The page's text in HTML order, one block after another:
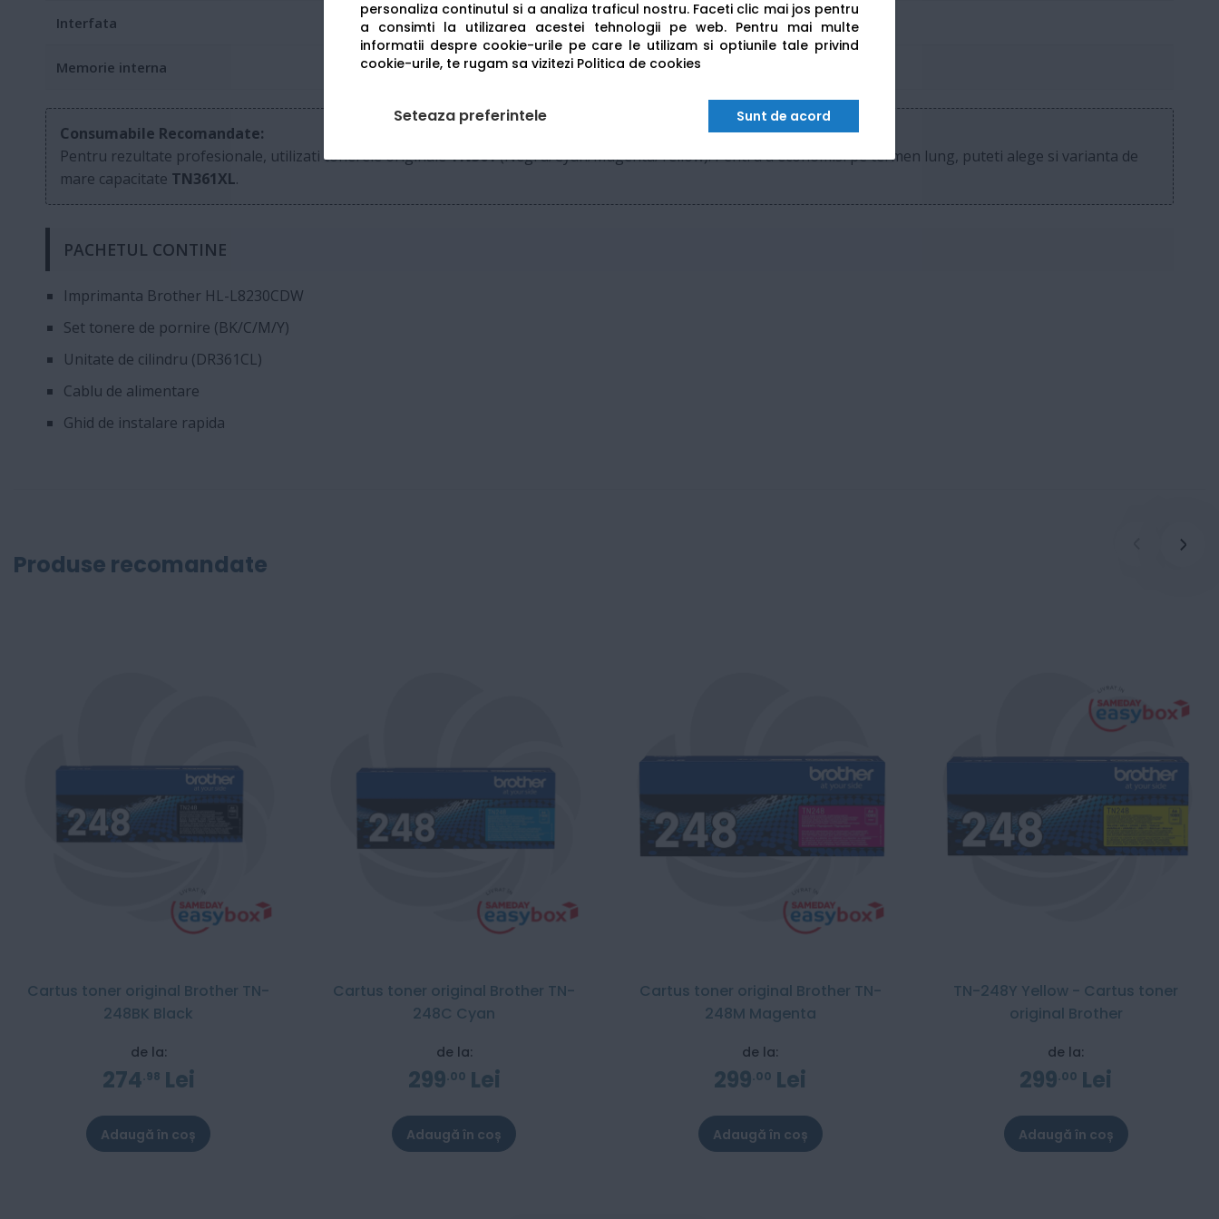
personaliza continutul si a analiza traficul nostru. Faceti clic mai jos pentru
a consimti la utilizarea acestei tehnologii pe web. Pentru mai multe
informatii despre cookie-urile pe care le utilizam si optiunile tale privind
cookie-urile, te rugam sa vizitezi Politica de cookies
Seteaza preferintele Sunt de acord
Interfata USB, Wi-Fi si Retea (Ethernet)
Memorie interna 512 MB
Consumabile Recomandate:
Pentru rezultate profesionale, utilizati tonerele originaleTN361(Negru/Cyan/Magenta/Yellow). Pentru a economisi pe termen lung, puteti alege si varianta de
mare capacitate TN361XL.
PACHETUL CONTINE
Imprimanta Brother HL-L8230CDW
Set tonere de pornire (BK/C/M/Y)
Unitate de cilindru (DR361CL)
Cablu de alimentare
Ghid de instalare rapida
Produse recomandate
Cartus toner original Brother TN-
248BK Black
de la:
274 98 Lei
Adaugă în coș
Cartus toner original Brother TN-
248C Cyan
de la:
299 00 Lei
Adaugă în coș
Cartus toner original Brother TN-
248M Magenta
de la:
299 00 Lei
Adaugă în coș
TN-248Y Yellow - Cartus toner
original Brother
de la:
299 00 Lei
Adaugă în coș